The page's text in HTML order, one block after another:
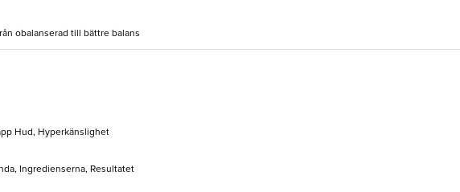
obalanserad till bättre balans
Hud, Hyperkänslighet
Ingredienserna, Resultatet